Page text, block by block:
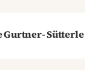
Gurtner- Sütterle